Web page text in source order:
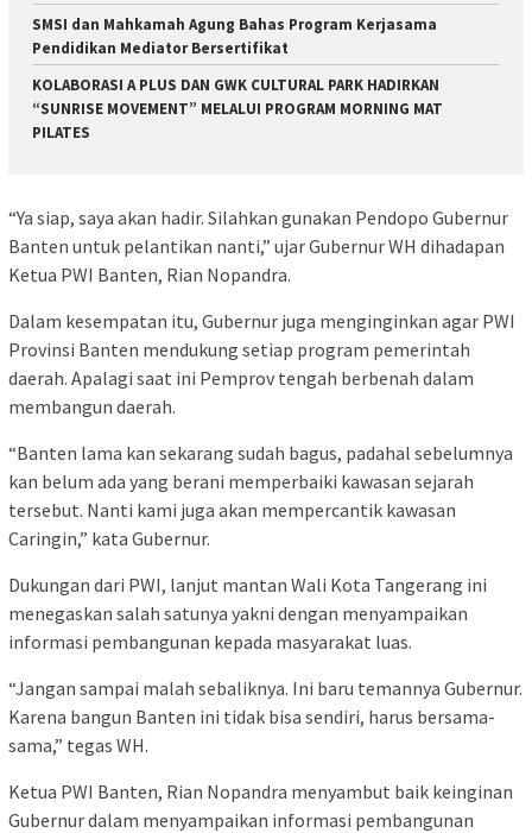
SMSI dan Mahkamah Agung Bahas Program Kerjasama
Pendidikan Mediator Bersertifikat
KOLABORASI A PLUS DAN GWK CULTURAL PARK HADIRKAN
“SUNRISE MOVEMENT” MELALUI PROGRAM MORNING MAT
PILATES
“Ya siap, saya akan hadir. Silahkan gunakan Pendopo Gubernur
Banten untuk pelantikan nanti,” ujar Gubernur WH dihadapan
Ketua PWI Banten, Rian Nopandra.
Dalam kesempatan itu, Gubernur juga menginginkan agar PWI
Provinsi Banten mendukung setiap program pemerintah
daerah. Apalagi saat ini Pemprov tengah berbenah dalam
membangun daerah.
“Banten lama kan sekarang sudah bagus, padahal sebelumnya
kan belum ada yang berani memperbaiki kawasan sejarah
tersebut. Nanti kami juga akan mempercantik kawasan
Caringin,” kata Gubernur.
Dukungan dari PWI, lanjut mantan Wali Kota Tangerang ini
menegaskan salah satunya yakni dengan menyampaikan
informasi pembangunan kepada masyarakat luas.
“Jangan sampai malah sebaliknya. Ini baru temannya Gubernur.
Karena bangun Banten ini tidak bisa sendiri, harus bersama-
sama,” tegas WH.
Ketua PWI Banten, Rian Nopandra menyambut baik keinginan
Gubernur dalam menyampaikan informasi pembangunan